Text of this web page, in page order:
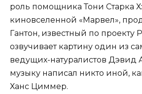
роль помощника Тони Старка
киновселенной «Марвел»,
Гантон, известный по проекту
озвучивает картину один из
ведущих-натуралистов Дэвид
музыку написал никто иной,
Ханс Циммер.